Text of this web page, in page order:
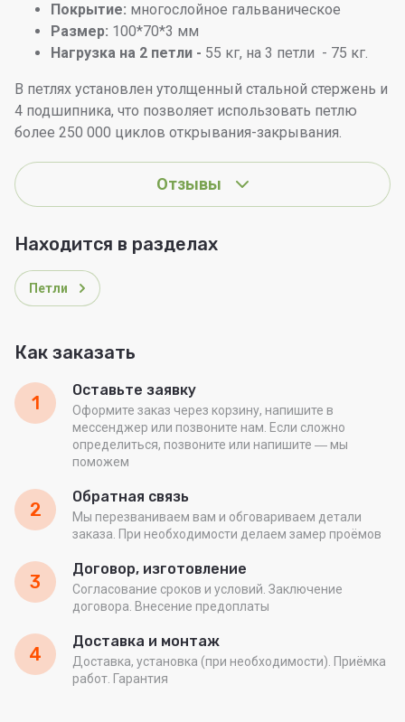
Покрытие: многослойное гальваническое
Размер: 100*70*3 мм
Нагрузка на 2 петли - 55 кг, на 3 петли - 75 кг.
В петлях установлен утолщенный стальной стержень и
4 подшипника, что позволяет использовать петлю
более 250 000 циклов открывания-закрывания.
Отзывы
Находится в разделах
Петли
Как заказать
1
Оставьте заявку
Оформите заказ через корзину, напишите в
мессенджер или позвоните нам. Если сложно
определиться, позвоните или напишите ― мы
поможем
2
Обратная связь
Мы перезваниваем вам и обговариваем детали
заказа. При необходимости делаем замер проёмов
3
Договор, изготовление
Согласование сроков и условий. Заключение
договора. Внесение предоплаты
4
Доставка и монтаж
Доставка, установка (при необходимости). Приёмка
работ. Гарантия